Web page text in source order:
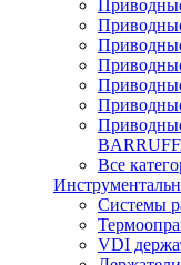
Все
Системы
VDI